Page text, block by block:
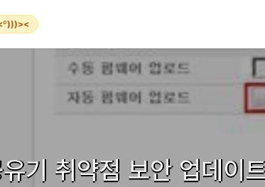
기 취약점 보안 업데이